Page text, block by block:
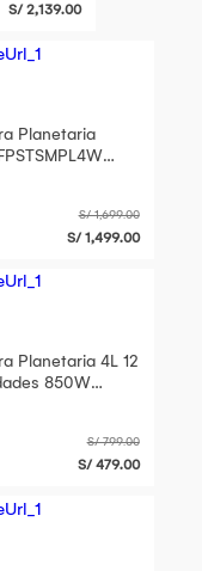
S/ 2,139.00
Planetaria
S/ 1,699.00
S/ 1,499.00
Planetaria 4L 12
850W
S/ 799.00
S/ 479.00